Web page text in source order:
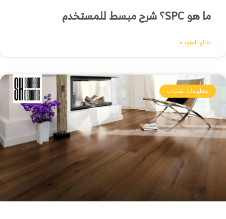
ما هو SPC؟ شرح مبسط للمستخدم
طالع المزيد »
معلومات شذرات